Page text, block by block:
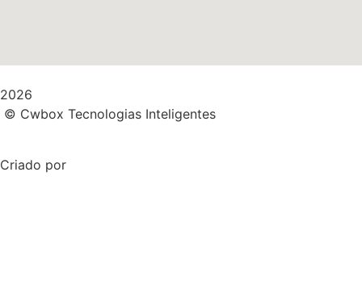
2026
© Cwbox Tecnologias Inteligentes
Criado por